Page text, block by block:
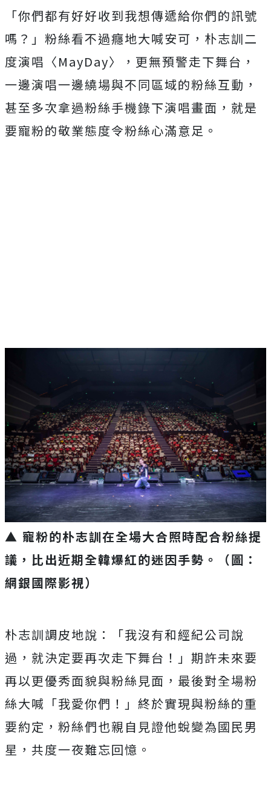
「你們都有好好收到我想傳遞給你們的訊號
嗎？」 粉絲看不過癮地大喊安可，朴志訓二
度演唱〈MayDay〉， 更無預警走下舞台，
一邊演唱一邊繞場與不同區域的粉絲互動，
甚至多次拿過粉絲手機錄下演唱畫面， 就是
要寵粉的敬業態度令粉絲心滿意足。
▲ 寵粉的朴志訓在全場大合照時配合粉絲提
議，比出近期全韓爆紅的迷因手勢。（圖：
網銀國際影視）
朴志訓調皮地說：「我沒有和經紀公司說
過，就決定要再次走下舞台！」 期許未來要
再以更優秀面貌與粉絲見面，最後對全場粉
絲大喊「我愛你們！」終於實現與粉絲的重
要約定， 粉絲們也親自見證他蛻變為國民男
星，共度一夜難忘回憶。